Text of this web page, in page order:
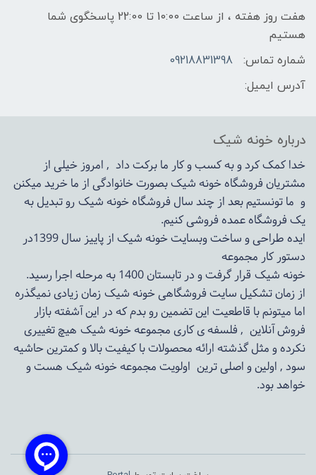
هفت روز هفته ، از ساعت 10:00 تا 22:00 پاسخگوی شما
هستیم
شماره تماس:
09218831398
آدرس ایمیل:
درباره خونه شیک
خدا کمک کرد و به کسب و کار ما برکت داد , امروز خیلی از
مشتریان فروشگاه خونه شیک بصورت خانوادگی از ما خرید میکنن
و ما تونستیم بعد از چند سال فروشگاهخونه شیکرو تبدیل به
یک فروشگاه عمده فروشی کنیم.
ایده طراحی و ساخت وبسایت خونه شیک از پاییز سال 1399در
دستور کار مجموعه
خونه شیک قرار گرفت و در تابستان 1400 به مرحله اجرا رسید.
از زمان تشکیل سایت فروشگاهیخونه شیکزمان زیادی نمیگذره
اما میتونم با قاطعیت این تضمین رو بدم که در این آشفته بازار
فروش آنلاین , فلسفه ی کاری مجموعهخونه شیک هیچ تغییری
نکرده و مثل گذشته ارائه محصولات با کیفیت بالا و کمترین حاشیه
سود , اولین و اصلی ترین اولویت مجموعهخونه شیک هست و
خواهد بود.